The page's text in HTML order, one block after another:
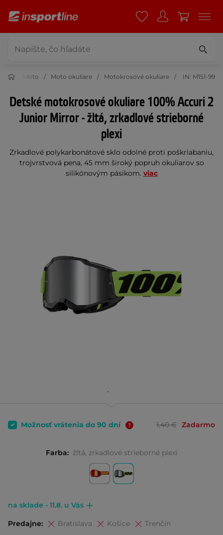
Moto Moto okuliare Motokrosové okuliare IN: M151-99
Detské motokrosové okuliare 100% Accuri 2
Junior Mirror - žltá, zrkadlové strieborné
plexi
Zrkadlové polykarbonátové sklo odolné proti poškriabaniu,
trojvrstvová pena, 45 mm široký popruh okuliarov so
silikónovým pásikom. viac
Možnosť vrátenia do 90 dní 1,40 € Zadarmo
Farba: žltá, zrkadlové strieborné plexi
na sklade - 11.8. u Vás
Predajne: Bratislava Košice Trenčín